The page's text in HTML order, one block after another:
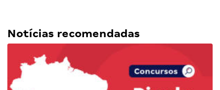
Notícias recomendadas